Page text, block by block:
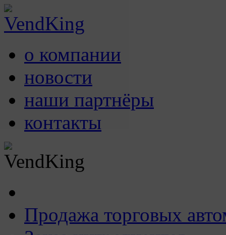
о компании
новости
наши партнёры
контакты
Продажа торговых